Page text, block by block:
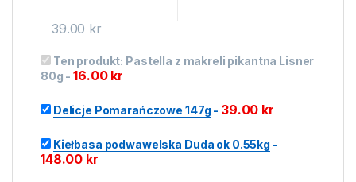
39.00 kr
Ten produkt: Pastella z makreli pikantna Lisner
80g -16.00 kr
Delicje Pomarańczowe 147g - 39.00 kr
Kiełbasa podwawelska Duda ok 0.55kg -
148.00 kr